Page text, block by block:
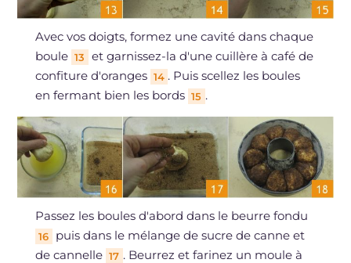
Avec vos doigts, formez une cavité dans chaque
boule 13
et garnissez-la d'une cuillère à café de
confiture d'oranges 14 . Puis scellez les boules
en fermant bien les bords 15 .
Passez les boules d'abord dans le beurre fondu
16
puis dans le mélange de sucre de canne et
de cannelle 17 . Beurrez et farinez un moule à